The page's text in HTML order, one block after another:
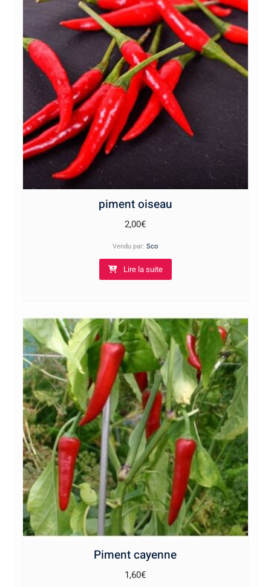
piment oiseau
2,00€
Vendu par:Sco
Lire la suite
Piment cayenne
1,60€